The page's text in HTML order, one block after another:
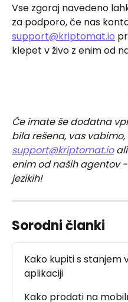
Vse zgoraj navedeno
za podporo, če nas
support@kriptomat.io
klepet v živo z enim od
Če imate še dodatna
bila rešena, vas
support@kriptomat.io ali
enim od naših agentov
jezikih!
Sorodni članki
Kako kupiti s stanjem
aplikaciji
Kako prodati na